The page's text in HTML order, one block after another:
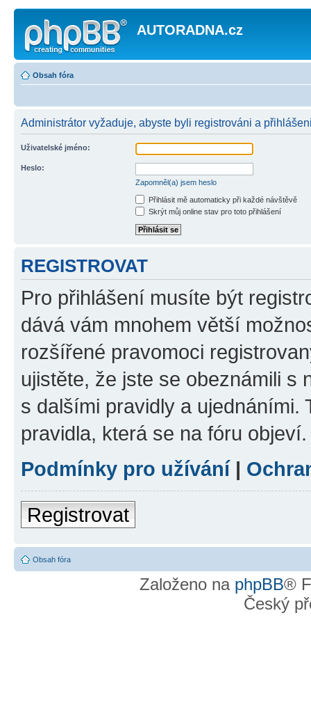
AUTORADNA.cz
Obsah fóra
Administrátor vyžaduje, abyste byli registrováni a
Uživatelské jméno:
Heslo:
Zapomněl(a) jsem heslo
Přihlásit mě automaticky při každé návštěvě
Skrýt můj online stav pro toto přihlášení
REGISTROVAT
Pro přihlášení musíte být
dává vám mnohem větší
rozšířené pravomoci
ujistěte, že jste se obeznámili s
s dalšími pravidly a ujednáními.
pravidla, která se na fóru objeví.
Podmínky pro užívání|
Registrovat
Obsah fóra
Založeno na phpBB®
Český